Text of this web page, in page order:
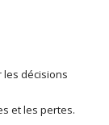
les décisions
et les pertes.